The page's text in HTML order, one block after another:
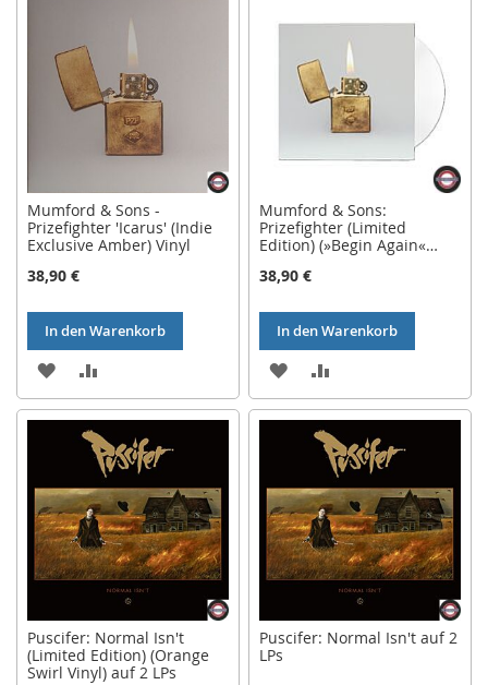
Mumford & Sons -
Prizefighter 'Icarus' (Indie
Exclusive Amber) Vinyl
38,90 €
In den Warenkorb
ZUR
WUNSCHLISTE
HINZUFÜGEN
VERGLEICHSLISTE
HINZUFÜGEN
Mumford & Sons:
Prizefighter (Limited
Edition) (»Begin Again«
White Vinyl) auf LP
38,90 €
In den Warenkorb
ZUR
WUNSCHLISTE
HINZUFÜGEN
VERGLEICHSLISTE
HINZUFÜGEN
Puscifer: Normal Isn't
(Limited Edition) (Orange
Swirl Vinyl) auf 2 LPs
Puscifer: Normal Isn't auf 2
LPs